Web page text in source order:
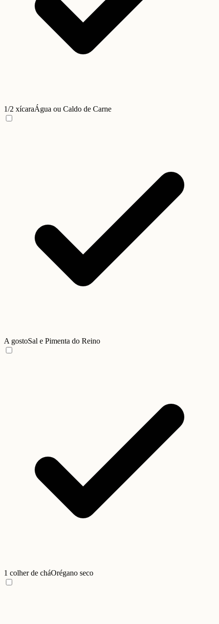
1/2 xícaraÁgua ou Caldo de Carne
A gostoSal e Pimenta do Reino
1 colher de cháOrégano seco